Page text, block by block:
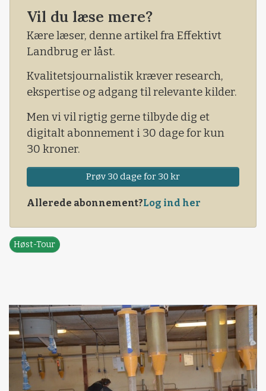
vandprocenten ned. Så sent som kl. 15 lå
vandprocenten stadig på 11,8.
- Så vil jeg hellere vente til i morgen. Eller
Vil du læse mere?
Kære læser, denne artikel fra Effektivt
Landbrug er låst.
Kvalitetsjournalistik kræver research,
ekspertise og adgang til relevante kilder.
Men vi vil rigtig gerne tilbyde dig et
digitalt abonnement i 30 dage for kun
30 kroner.
Prøv 30 dage for 30 kr
Allerede abonnement?Log ind her
Høst-Tour